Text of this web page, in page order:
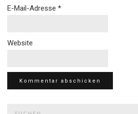
E-Mail-Adresse *
Website